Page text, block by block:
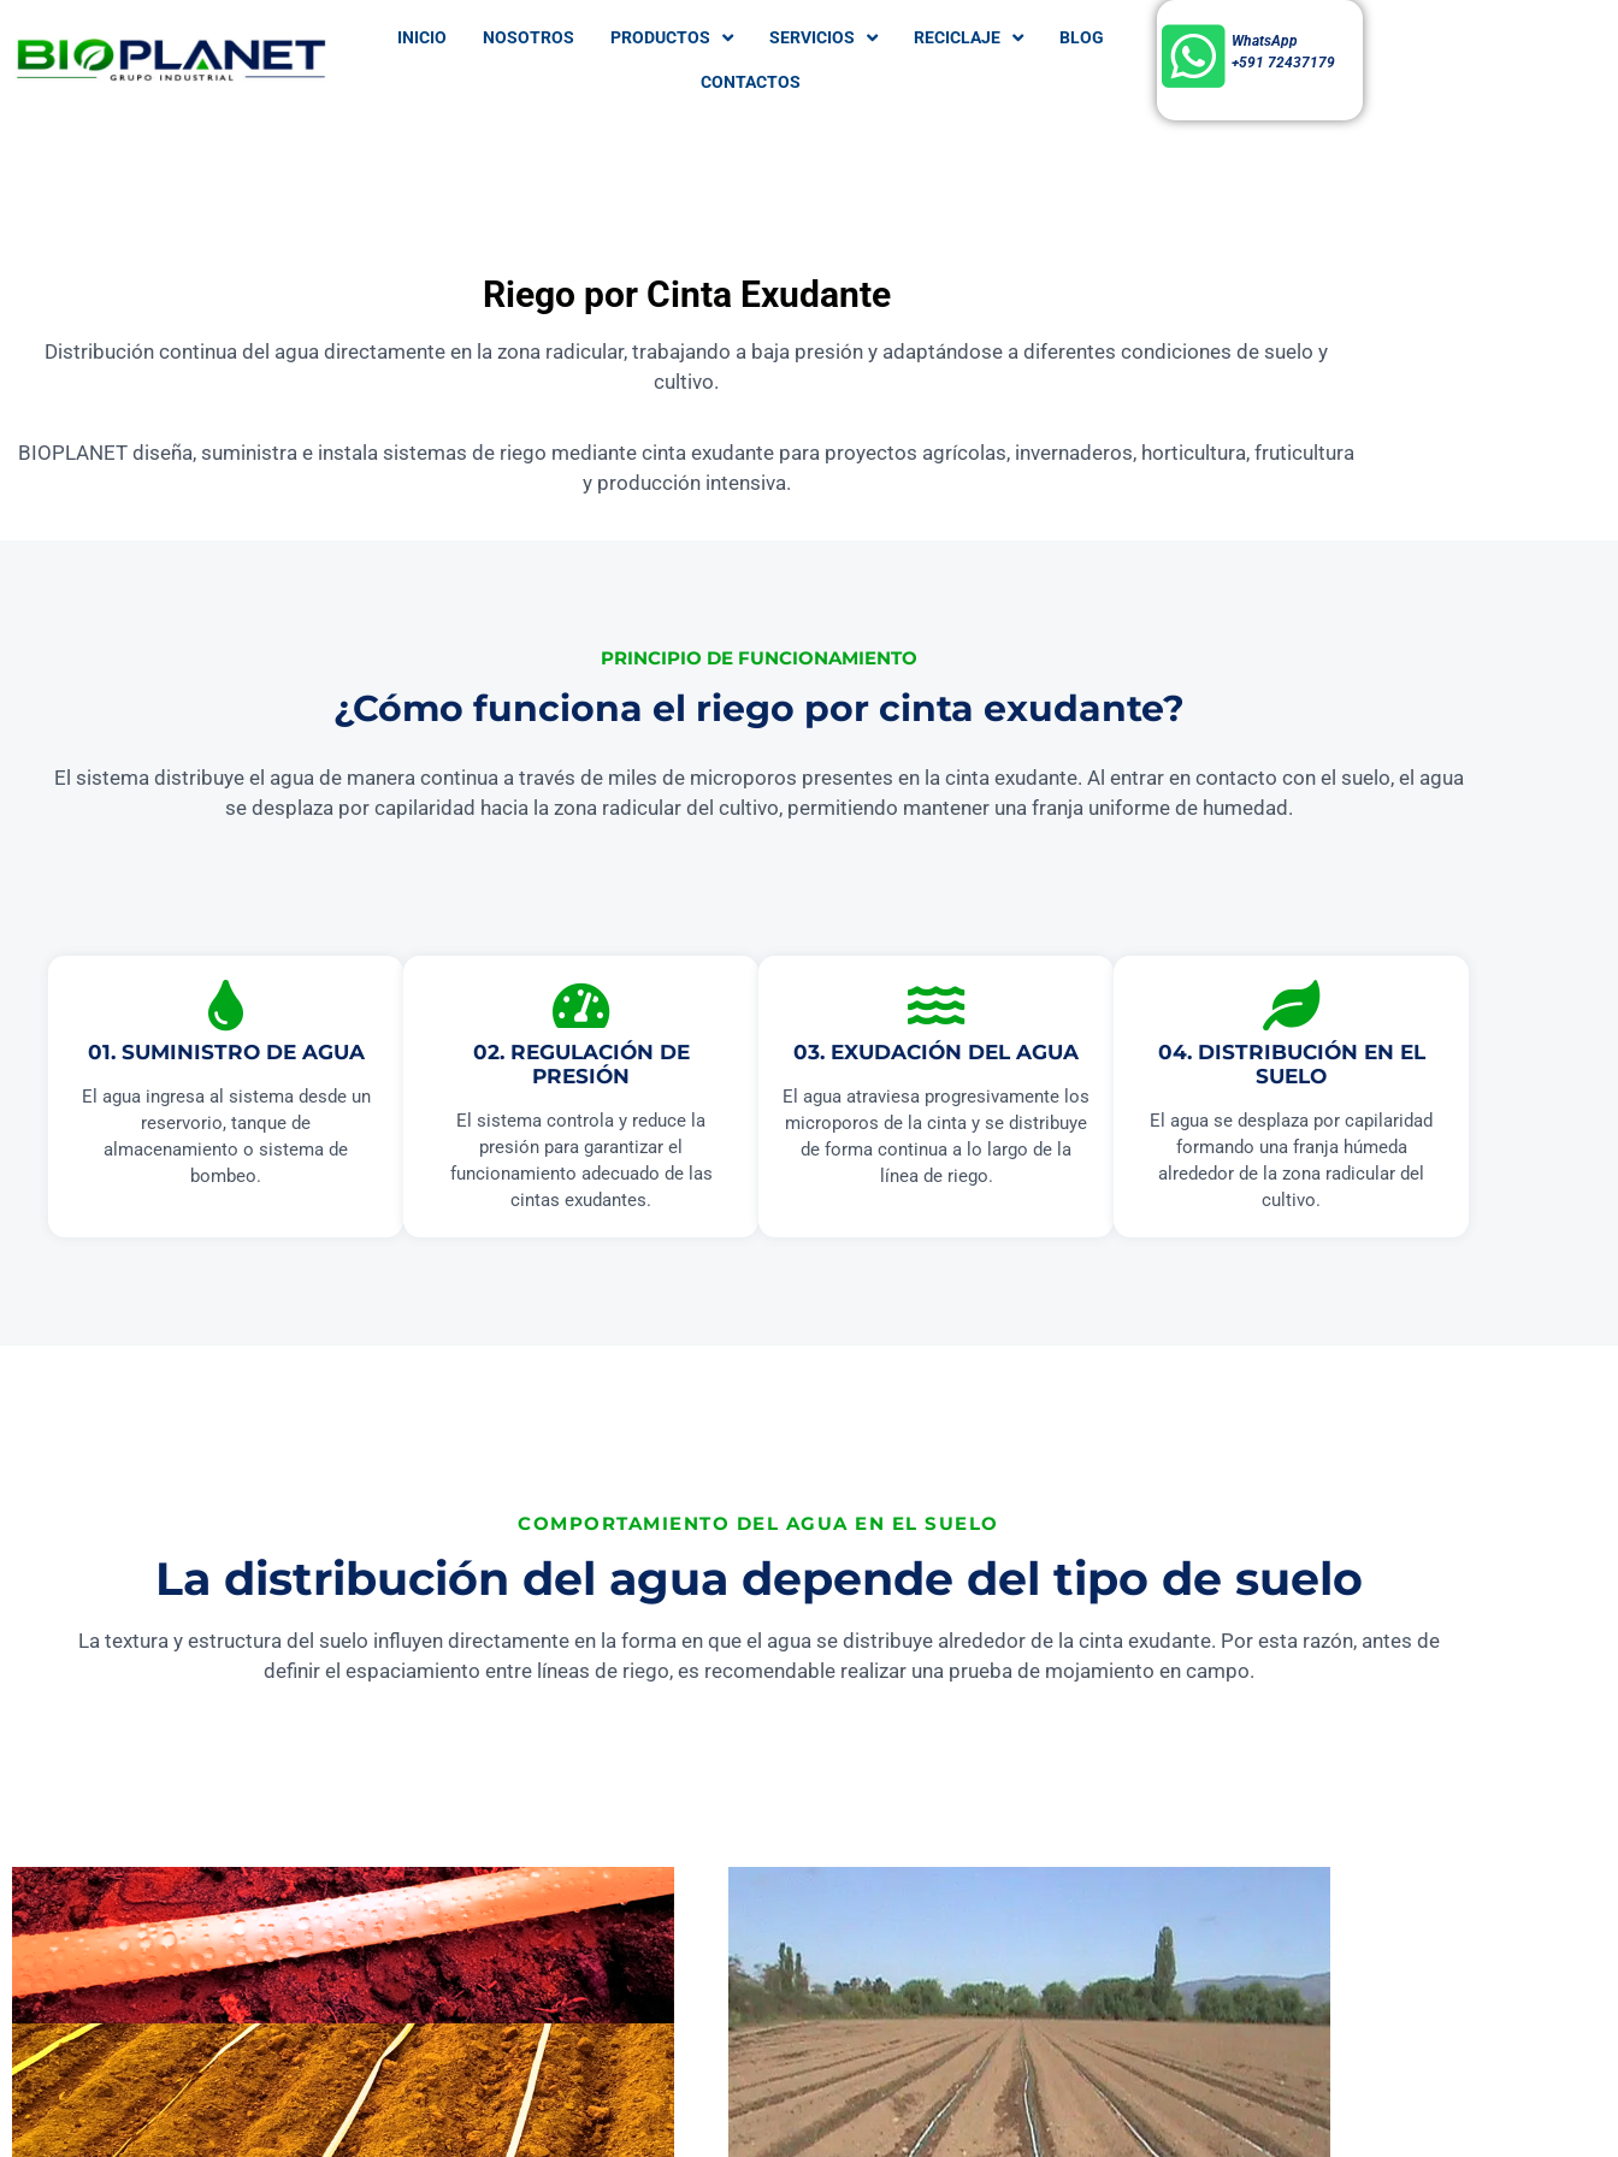
INICIO NOSOTROS PRODUCTOS SERVICIOS RECICLAJE BLOG
CONTACTOS
WhatsApp
+591 72437179
Riego por Cinta Exudante
Distribución continua del agua directamente en la zona radicular, trabajando a baja presión y adaptándose a diferentes condiciones de suelo y
cultivo.
BIOPLANET diseña, suministra e instala sistemas de riego mediante cinta exudante para proyectos agrícolas, invernaderos, horticultura, fruticultura
y producción intensiva.
PRINCIPIO DE FUNCIONAMIENTO
¿Cómo funciona el riego por cinta exudante?
El sistema distribuye el agua de manera continua a través de miles de microporos presentes en la cinta exudante. Al entrar en contacto con el suelo, el agua
se desplaza por capilaridad hacia la zona radicular del cultivo, permitiendo mantener una franja uniforme de humedad.
01. SUMINISTRO DE AGUA
El agua ingresa al sistema desde un
reservorio, tanque de
almacenamiento o sistema de
bombeo.
02. REGULACIÓN DE
PRESIÓN
El sistema controla y reduce la
presión para garantizar el
funcionamiento adecuado de las
cintas exudantes.
03. EXUDACIÓN DEL AGUA
El agua atraviesa progresivamente los
microporos de la cinta y se distribuye
de forma continua a lo largo de la
línea de riego.
04. DISTRIBUCIÓN EN EL
SUELO
El agua se desplaza por capilaridad
formando una franja húmeda
alrededor de la zona radicular del
cultivo.
COMPORTAMIENTO DEL AGUA EN EL SUELO
La distribución del agua depende del tipo de suelo
La textura y estructura del suelo influyen directamente en la forma en que el agua se distribuye alrededor de la cinta exudante. Por esta razón, antes de
definir el espaciamiento entre líneas de riego, es recomendable realizar una prueba de mojamiento en campo.